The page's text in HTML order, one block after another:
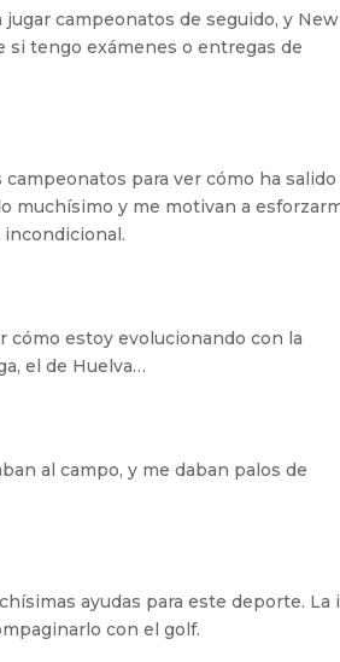
campeonatos de seguido, y New
si tengo exámenes o entregas de
para ver cómo ha salido
muchísimo y me motivan a
incondicional.
cómo estoy evolucionando con la
el de Huelva…
al campo, y me daban palos de
ayudas para este deporte. La
con el golf.